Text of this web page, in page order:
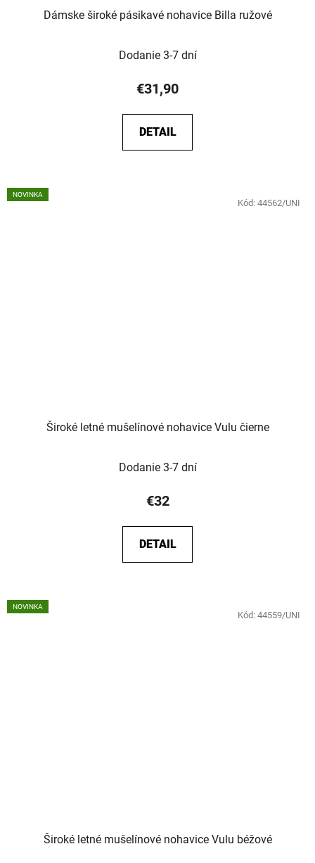
Dámske široké pásikavé nohavice Billa ružové
Dodanie 3-7 dní
€31,90
DETAIL
NOVINKA
Široké letné mušelínové nohavice Vulu čierne
Dodanie 3-7 dní
€32
DETAIL
Kód: 44562/UNI
NOVINKA
Široké letné mušelínové nohavice Vulu béžové
Kód: 44559/UNI